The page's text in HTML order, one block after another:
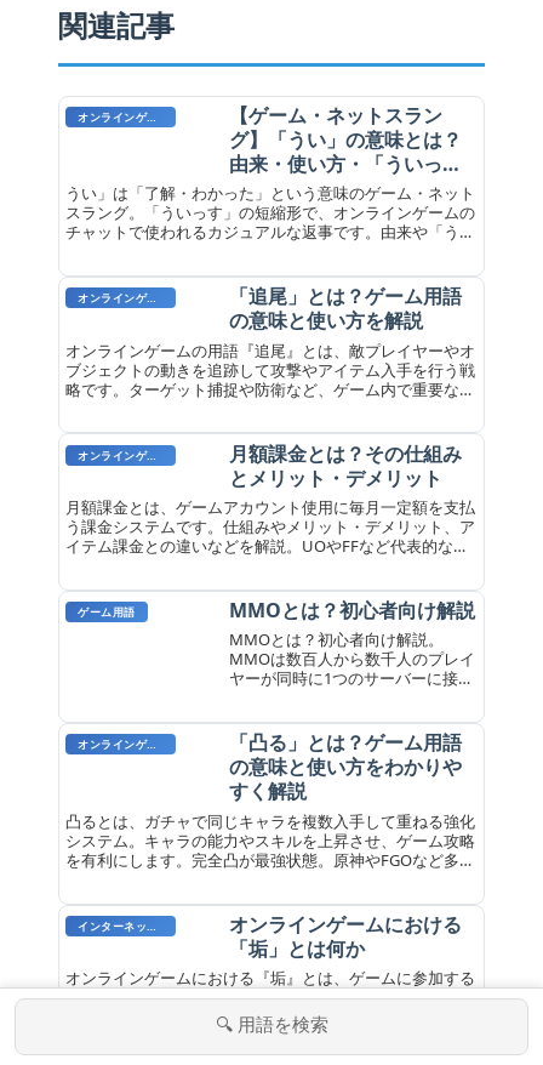
関連記事
オンラインゲーム用語
【ゲーム・ネットスラン
グ】「うい」の意味とは？
由来・使い方・「ういっ
す」との違いを解説
うい」は「了解・わかった」という意味のゲーム・ネット
スラング。「ういっす」の短縮形で、オンラインゲームの
チャットで使われるカジュアルな返事です。由来や「うい
オンラインゲーム用語
「追尾」とは？ゲーム用語
の意味と使い方を解説
オンラインゲームの用語『追尾』とは、敵プレイヤーやオ
ブジェクトの動きを追跡して攻撃やアイテム入手を行う戦
略です。ターゲット捕捉や防衛など、ゲーム内で重要な役
オンラインゲーム用語
月額課金とは？その仕組み
とメリット・デメリット
月額課金とは、ゲームアカウント使用に毎月一定額を支払
う課金システムです。仕組みやメリット・デメリット、ア
イテム課金との違いなどを解説。UOやFFなど代表的なゲ
ゲーム用語 MMOとは？初心者向け解説
MMOとは？初心者向け解説。
MMOは数百人から数千人のプレイ
ヤーが同時に1つのサーバーに接続
クゲームです。インターネットを
介して仮想世界を共有し、他のプ
レイヤーと交流できます。
オンラインゲーム用語
「凸る」とは？ゲーム用語
の意味と使い方をわかりや
すく解説
凸るとは、ガチャで同じキャラを複数入手して重ねる強化
システム。キャラの能力やスキルを上昇させ、ゲーム攻略
を有利にします。完全凸が最強状態。原神やFGOなど多く
インターネット用語
オンラインゲームにおける
「垢」とは何か
オンラインゲームにおける『垢』とは、ゲームに参加する
ための権利であり、IDとパスワードで認証されます。キャ
ラクターはこのアカウント下で作成・管理され、複数アカ
ウントの保有や譲渡は規約で禁止されています。
🔍 用語を検索